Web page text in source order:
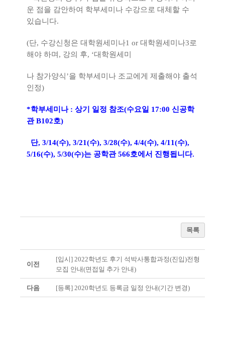
운 점을 감안하여 학부세미나 수강으로 대체할 수
있습니다.
(단, 수강신청은 대학원세미나1 or 대학원세미나3로
해야 하며 , 강의 후, ‘대학원세미
나 참가양식’을 학부세미나 조교에게 제출해야 출석
인정)
*학부세미나 : 상기 일정 참조(수요일 17:00 신공학
관B102호)
단, 3/14(수), 3/21(수), 3/28(수), 4/4(수), 4/11(수),
5/16(수), 5/30(수)는 공학관 566호에서 진행됩니다.
목록
이전
[입시] 2022학년도 후기 석박사통합과정(진입)전형
모집 안내(면접일 추가 안내)
다음 [등록] 2020학년도 등록금 일정 안내(기간 변경)